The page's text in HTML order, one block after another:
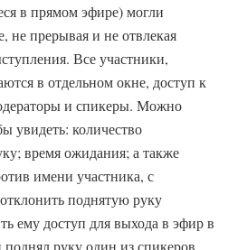
в прямом эфире) могли
не прерывая и не отвлекая
Все участники,
в отдельном окне, доступ к
и спикеры. Можно
увидеть: количество
время ожидания; а также
имени участника, с
поднятую руку
ему доступ для выхода в эфир в
поднял руку один из спикеров